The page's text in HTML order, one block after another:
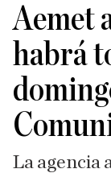
Aemet
habrá
La agencia